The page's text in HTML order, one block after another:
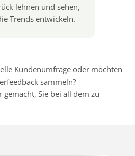
lehnen und sehen,
Trends entwickeln.
Kundenumfrage oder möchten
sammeln?
Sie bei all dem zu